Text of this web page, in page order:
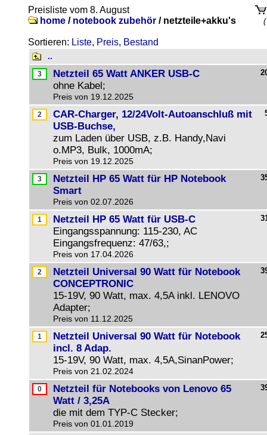
Preisliste vom 8. August
home / notebook zubehör / netzteile+akku's
Sortieren: Liste, Preis, Bestand
..
Netzteil 65 Watt ANKER USB-C
ohne Kabel;
Preis von 19.12.2025
CAR-Charger, 12/24Volt-Autoanschluß mit
USB-Buchse,
zum Laden über USB, z.B. Handy,Navi
o.MP3, Bulk, 1000mA;
Preis von 19.12.2025
Netzteil HP 65 Watt für HP Notebook
Smart
Preis von 02.07.2026
Netzteil HP 65 Watt für USB-C
Eingangsspannung: 115-230, AC
Eingangsfrequenz: 47/63,;
Preis von 17.04.2026
Netzteil Universal 90 Watt für Notebook
CONCEPTRONIC
15-19V, 90 Watt, max. 4,5A inkl. LENOVO
Adapter;
Preis von 11.12.2025
Netzteil Universal 90 Watt für Notebook
incl. 8 Adap.
15-19V, 90 Watt, max. 4,5A,SinanPower;
Preis von 21.02.2024
Netzteil für Notebooks von Lenovo 65
Watt / 3,25A
die mit dem TYP-C Stecker;
Preis von 01.01.2019